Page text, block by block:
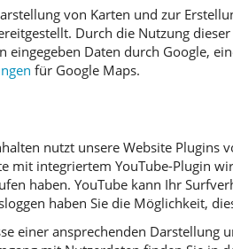
von Karten und zur
Durch die Nutzung
Daten durch Google,
für Google Maps.
nutzt unsere Website Plugins
mit integriertem YouTube-Plugin
haben. YouTube kann Ihr
haben Sie die Möglichkeit,
einer ansprechenden